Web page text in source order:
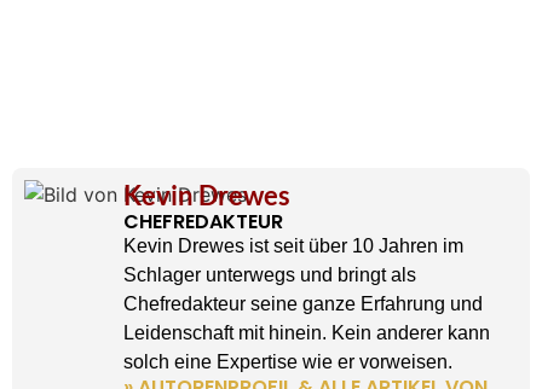
Kevin Drewes
CHEFREDAKTEUR
Kevin Drewes ist seit über 10 Jahren im
Schlager unterwegs und bringt als
Chefredakteur seine ganze Erfahrung und
Leidenschaft mit hinein. Kein anderer kann
solch eine Expertise wie er vorweisen.